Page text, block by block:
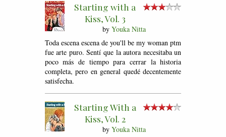
Starting with a
Kiss, Vol. 3
by Youka Nitta
Toda escena escena de you'll be my woman ptm
fue arte puro. Sentí que la autora necesitaba un
poco más de tiempo para cerrar la historia
completa, pero en general quedé decentemente
satisfecha.
Starting With a
Kiss, Vol. 2
by Youka Nitta